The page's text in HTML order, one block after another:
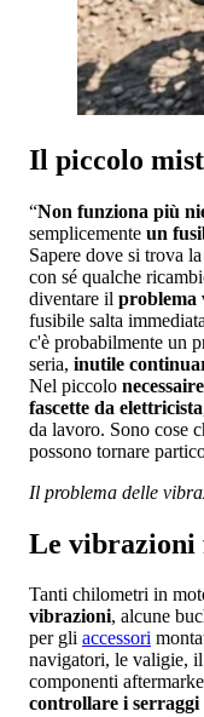
Il piccolo
“Non funziona più
semplicemente un
Sapere dove si trova
con sé qualche
diventare il problema
fusibile salta
c'è probabilmente un
seria, inutile
Nel piccolo
fascette da elettricista
da lavoro. Sono cose
possono tornare
Il problema delle
Le vibrazioni
Tanti chilometri in
vibrazioni, alcune
per gli accessori
navigatori, le valigie, il
componenti
controllare i serraggi